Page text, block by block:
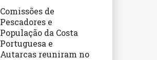
Comissões de
Pescadores e
População da Costa
Portuguesa e
Autarcas reuniram no